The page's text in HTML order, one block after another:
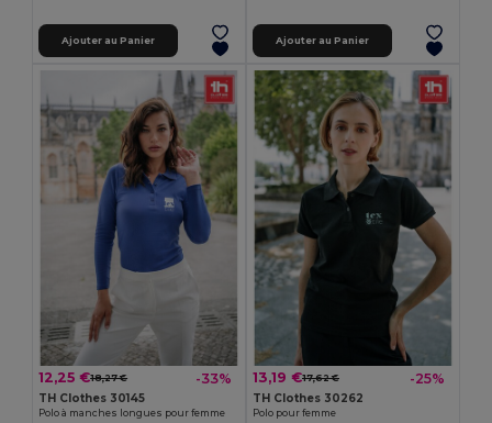
Ajouter au Panier Ajouter au Panier
12,25 €18,27 € -33%
TH Clothes 30145
Polo à manches longues pour femme
13,19 €17,62 € -25%
TH Clothes 30262
Polo pour femme